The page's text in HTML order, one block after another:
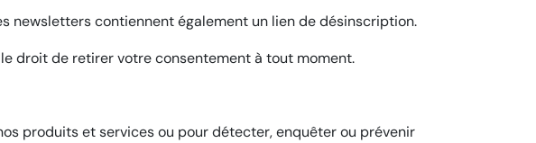
newsletters contiennent également un lien de désinscription.
droit de retirer votre consentement à tout moment.
produits et services ou pour détecter, enquêter ou prévenir